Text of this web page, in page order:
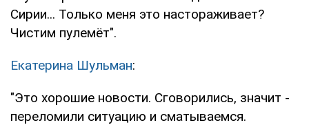
Сирии... Только меня это настораживает?
Чистим пулемёт".
Екатерина Шульман:
"Это хорошие новости. Сговорились, значит -
переломили ситуацию и сматываемся.